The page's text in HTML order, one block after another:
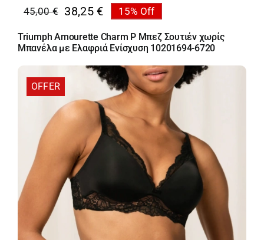
45,00€
Original
price
was:
38,25 €
Η
τρέχουσα
τιμή
38,25 €.
15% Off
Triumph Amourette Charm P Μπεζ Σουτιέν χωρίς
Μπανέλα με Ελαφριά Ενίσχυση 10201694-6720
OFFER